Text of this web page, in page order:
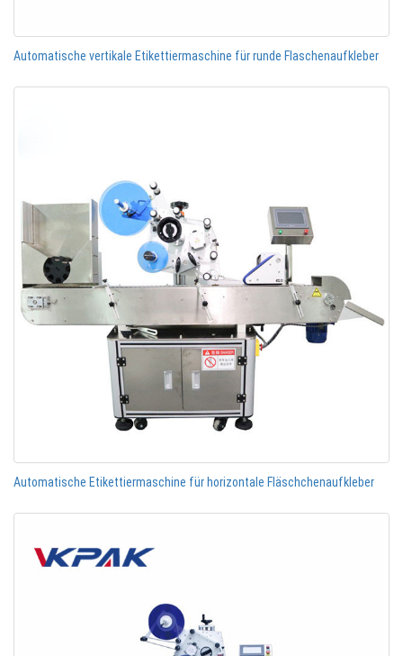
Automatische vertikale Etikettiermaschine für runde Flaschenaufkleber
Automatische Etikettiermaschine für horizontale Fläschchenaufkleber